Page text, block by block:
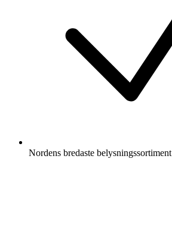
Nordens bredaste belysningssortiment